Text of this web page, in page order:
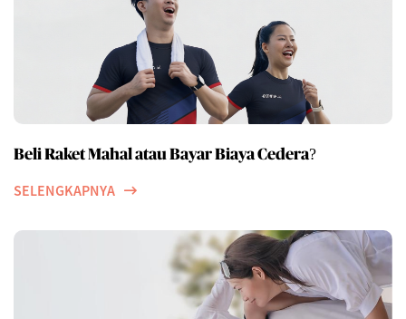
Beli Raket Mahal atau Bayar Biaya Cedera?
SELENGKAPNYA